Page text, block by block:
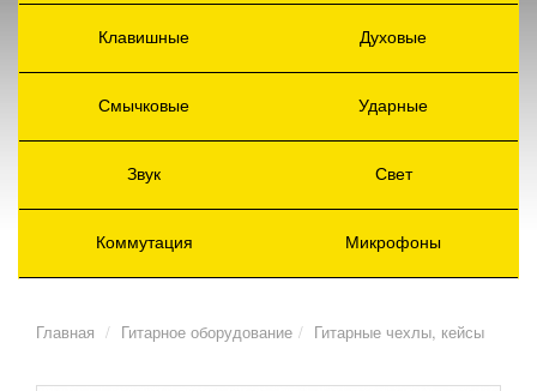
Клавишные Духовые
Смычковые Ударные
Звук Свет
Коммутация Микрофоны
Главная Гитарное оборудование Гитарные чехлы, кейсы